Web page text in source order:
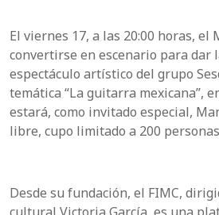
El viernes 17, a las 20:00 horas, el
convertirse en escenario para dar
espectáculo artístico del grupo
temática “La guitarra mexicana”,
estará, como invitado especial,
libre, cupo limitado a 200
Desde su fundación, el FIMC,